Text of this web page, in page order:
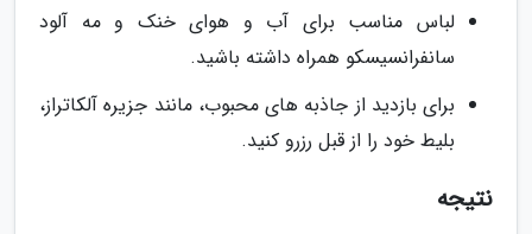
لباس مناسب برای آب و هوای خنک و مه آلود
سانفرانسیسکو همراه داشته باشید.
برای بازدید از جاذبه های محبوب، مانند جزیره آلکاتراز،
بلیط خود را از قبل رزرو کنید.
نتیجه